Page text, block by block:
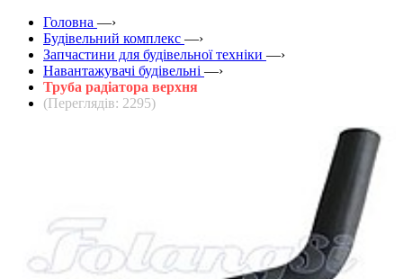
Головна —›
Будівельний комплекс —›
Запчастини для будівельної техніки —›
Навантажувачі будівельні —›
Труба радіатора верхня
(Переглядів: 2295)